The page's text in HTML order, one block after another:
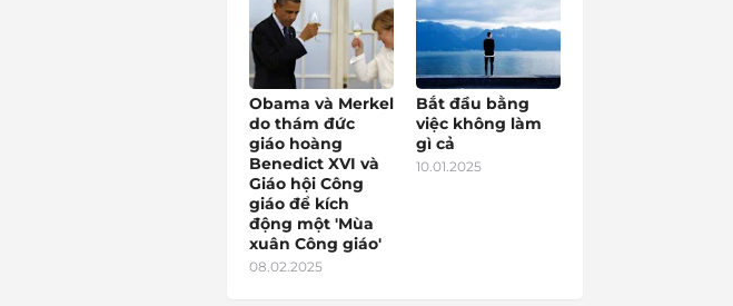
Obama và Merkel
do thám đức
giáo hoàng
Benedict XVI và
Giáo hội Công
giáo để kích
động một 'Mùa
xuân Công giáo'
08.02.2025
Bắt đầu bằng
việc không làm
gì cả
10.01.2025